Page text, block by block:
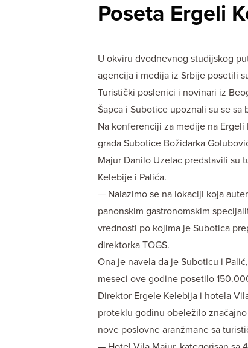
Poseta Ergeli
U okviru dvodnevnog studijskog
agencija i medija iz Srbije posetili
Turistički poslenici i novinari iz
Šapca i Subotice upoznali su se
Na konferenciji za medije na
grada Subotice Božidarka
Majur Danilo Uzelac predstavili su
Kelebije i Palića.
— Nalazimo se na lokaciji koja
panonskim gastronomskim
vrednosti po kojima je Subotica
direktorka TOGS.
Ona je navela da je Suboticu i
meseci ove godine posetilo
Direktor Ergele Kelebija i hotela
proteklu godinu obeležilo
nove poslovne aranžmane sa